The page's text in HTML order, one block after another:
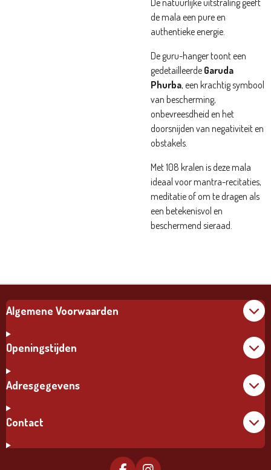
De natuurlijke uitstraling geeft
de mala een pure en
authentieke energie.
De guru-hanger toont een
gedetailleerde Garuda
Phurba, een krachtig symbool
van bescherming,
onbevreesdheid en het
doorsnijden van negativiteit en
obstakels.
Met 108 kralen is deze mala
ideaal voor mantra-recitaties,
meditatie of om te dragen als
een betekenisvol en
beschermend sieraad.
Algemene Voorwaarden
Openingstijden
Adresgegevens
Contact